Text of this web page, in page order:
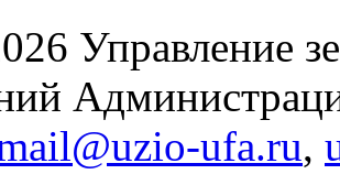
Управление
ufa.ru,